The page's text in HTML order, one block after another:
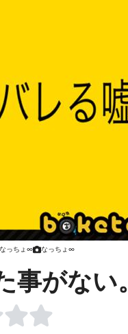
なっちょ∞ なっちょ∞
事がない。